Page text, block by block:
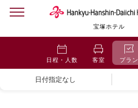
宝塚ホテル
日程・人数 客室 プラン
日付指定なし